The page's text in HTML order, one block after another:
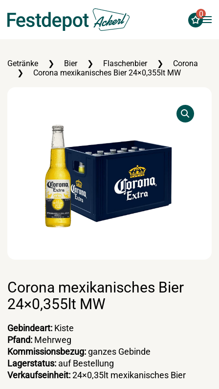
Zum Hauptinhalt springen
0
Getränke Bier Flaschenbier
Corona
Corona mexikanisches Bier 24×0,355lt MW
Corona mexikanisches Bier
24×0,355lt MW
Gebindeart: Kiste
Pfand: Mehrweg
Kommissionsbezug: ganzes Gebinde
Lagerstatus: auf Bestellung
Verkaufseinheit:24×0,35lt mexikanisches Bier